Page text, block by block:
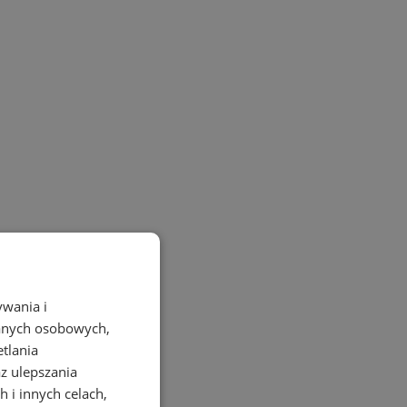
i
osobowych,
ulepszania
i innych celach,